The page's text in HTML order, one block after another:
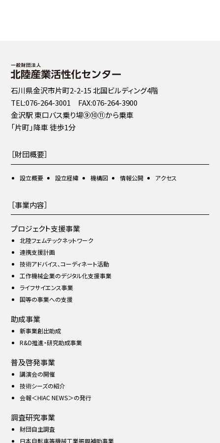
石川県金沢市片町2-2-15 北国ビルディング4階
TEL:076-264-3001 FAX:076-264-3900
金沢駅 東口バス乗り場⑨⑩⑪から乗車
「片町」降車 徒歩1分
［財団概要］
設立概要 設立経緯 機構図 情報公開 アクセス
［事業内容］
プロジェクト支援事業
北陸フェムテックネットワーク
連携支援計画
技術アドバイス、コーディネート活動
工作機械企業のデジタル化支援事業
ライフサイエンス事業
国等の事業への支援
助成事業
新事業創出助成
R&D推進・研究助成事業
普及啓発事業
講演会の開催
技術シーズの紹介
会報＜HIAC NEWS＞の発行
調査研究事業
財団自主調査
日本自転車等機械工業振興補助事業